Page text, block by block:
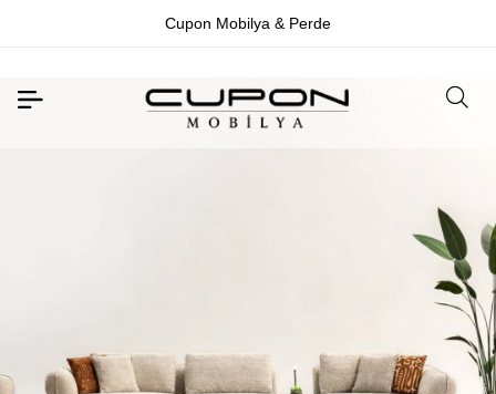
Cupon Mobilya & Perde